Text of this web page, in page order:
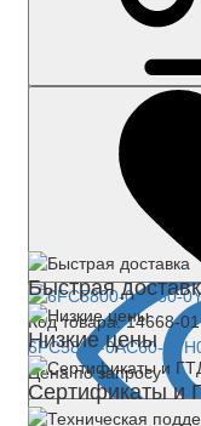
Цена по запросу
Код товара: 14668-01
6FC5800-0AC60-
Цена по запросу
Быстрая
Низкие цены
Сертификаты и